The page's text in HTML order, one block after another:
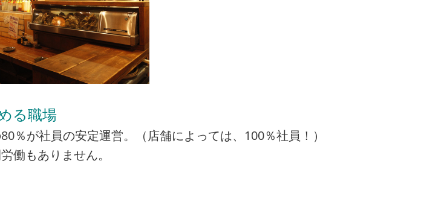
る職場
％が社員の安定運営。（店舗によっては、100％社員！）
働もありません。